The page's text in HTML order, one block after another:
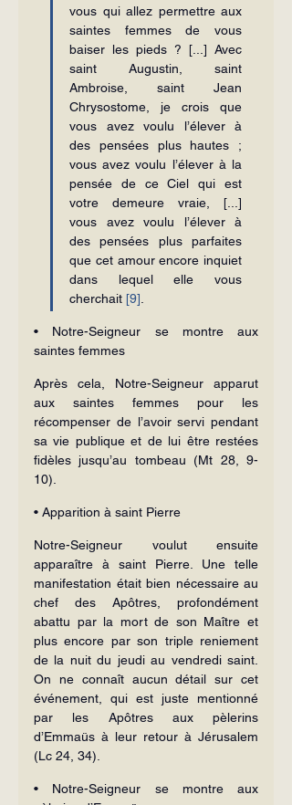
vous qui allez permettre aux
saintes femmes de vous
baiser les pieds ? [...] Avec
saint Augustin, saint
Ambroise, saint Jean
Chrysostome, je crois que
vous avez voulu l’élever à
des pensées plus hautes ;
vous avez voulu l’élever à la
pensée de ce Ciel qui est
votre demeure vraie, [...]
vous avez voulu l’élever à
des pensées plus parfaites
que cet amour encore inquiet
dans lequel elle vous
cherchait [9]
• Notre-Seigneur se montre aux
saintes femmes
Après cela, Notre-Seigneur apparut
aux saintes femmes pour les
récompenser de l’avoir servi pendant
sa vie publique et de lui être restées
fidèles jusqu’au tombeau (Mt 28, 9-
10).
• Apparition à saint Pierre
Notre-Seigneur voulut ensuite
apparaître à saint Pierre. Une telle
manifestation était bien nécessaire au
chef des Apôtres, profondément
abattu par la mort de son Maître et
plus encore par son triple reniement
de la nuit du jeudi au vendredi saint.
On ne connaît aucun détail sur cet
événement, qui est juste mentionné
par les Apôtres aux pèlerins
d’Emmaüs à leur retour à Jérusalem
(Lc 24, 34).
• Notre-Seigneur se montre aux